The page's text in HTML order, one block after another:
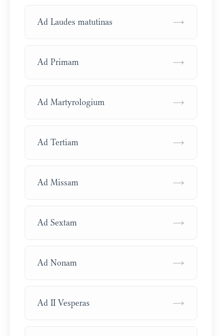
Ad Laudes matutinas →
Ad Primam →
Ad Martyrologium →
Ad Tertiam →
Ad Missam →
Ad Sextam →
Ad Nonam →
Ad II Vesperas →